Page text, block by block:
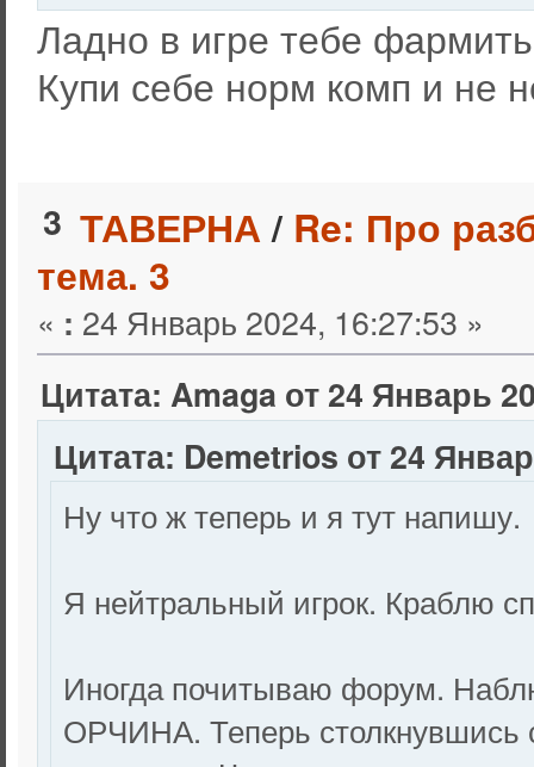
Ладно в игре тебе
Купи себе норм комп и не
3 ТАВЕРНА/ Re: Про
тема. 3
« : 24 Январь 2024, 16:27:53 »
Цитата: Amaga от 24 Январь
Цитата: Demetrios от 24
Ну что ж теперь и я тут напишу.
Я нейтральный игрок. Краблю
Иногда почитываю форум.
ОРЧИНА. Теперь столкнувшись